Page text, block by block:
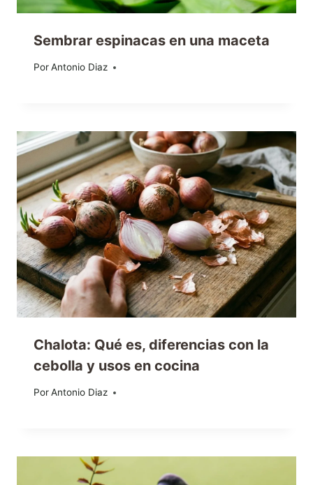
Sembrar espinacas en una maceta
PorAntonio Diaz
30/04/2020
Chalota: Qué es, diferencias con la
cebolla y usos en cocina
PorAntonio Diaz
29/03/2026